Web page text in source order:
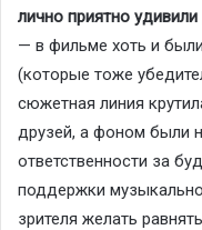
лично приятно
— в фильме хоть и
(которые тоже
сюжетная линия
друзей, а фоном были
ответственности за
поддержки
зрителя желать